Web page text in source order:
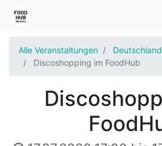
Alle Veranstaltungen
Deutschland
Discoshopping im FoodHub